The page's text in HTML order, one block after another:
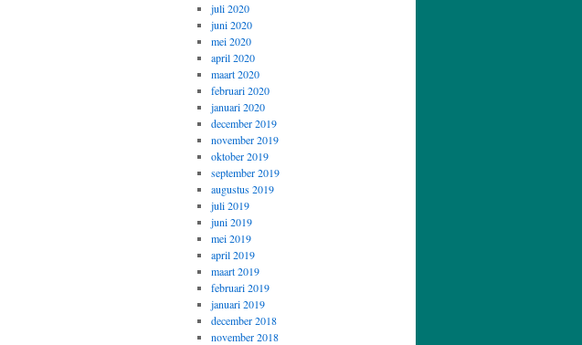
juli 2020
juni 2020
mei 2020
april 2020
maart 2020
februari 2020
januari 2020
december 2019
november 2019
oktober 2019
september 2019
augustus 2019
juli 2019
juni 2019
mei 2019
april 2019
maart 2019
februari 2019
januari 2019
december 2018
november 2018